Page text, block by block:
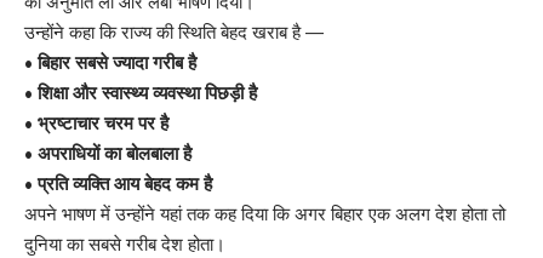
उन्होंने कहा कि राज्य की स्थिति बेहद खराब है —
• बिहार सबसे ज्यादा गरीब है
• शिक्षा और स्वास्थ्य व्यवस्था पिछड़ी है
• भ्रष्टाचार चरम पर है
• अपराधियों का बोलबाला है
• प्रति व्यक्ति आय बेहद कम है
अपने भाषण में उन्होंने यहां तक कह दिया कि अगर बिहार एक अलग देश होता तो
दुनिया का सबसे गरीब देश होता।